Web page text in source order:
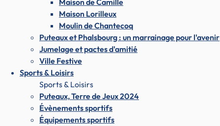
Maison de Camille
Maison Lorilleux
Moulin de Chantecoq
Puteaux et Phalsbourg : un marrainage pour l'avenir
Jumelage et pactes d'amitié
Ville Festive
Sports & Loisirs
Sports & Loisirs
Puteaux, Terre de Jeux 2024
Évènements sportifs
Équipements sportifs